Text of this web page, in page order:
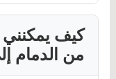
كيف
من الدمام